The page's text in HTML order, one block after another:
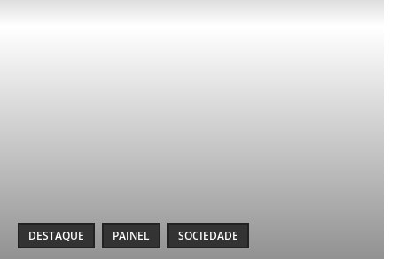
DESTAQUE PAINEL SOCIEDADE